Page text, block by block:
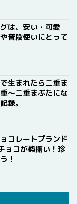
は、安い・可愛
普段使いにとって
生まれたら二重ま
〜二重まぶたにな
録。
コレートブランド
ョコが勢揃い！珍
！